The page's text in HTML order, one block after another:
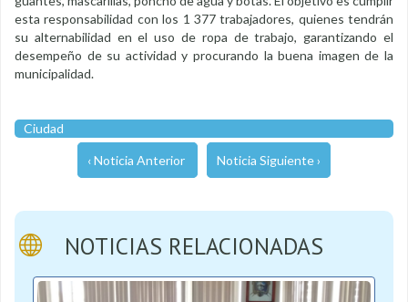
esta responsabilidad con los 1 377 trabajadores, quienes tendrán
su alternabilidad en el uso de ropa de trabajo, garantizando el
desempeño de su actividad y procurando la buena imagen de la
municipalidad.
Ciudad
‹ Noticia Anterior Noticia Siguiente ›
NOTICIAS RELACIONADAS